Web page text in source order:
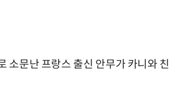
소문난 프랑스 출신 안무가 카니와 친